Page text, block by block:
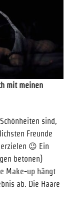
mit meinen
sind,
Freunde
😉 Ein
betonen)
Make-up hängt
ab. Die Haare